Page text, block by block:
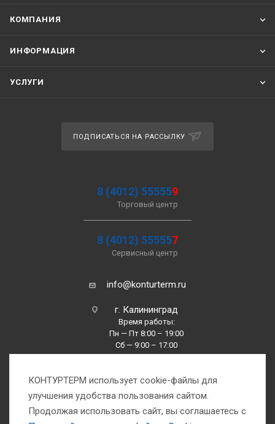
КОМПАНИЯ
ИНФОРМАЦИЯ
УСЛУГИ
ПОДПИСАТЬСЯ НА РАССЫЛКУ
8 (4012) 555559
Торговый центр
8 (4012) 555557
Сервисный центр
info@konturterm.ru
г. Калининград
Время работы:
Пн — Пт 8:00 – 19:00
Сб — 9:00 – 17:00
Вс —10:00 – 16:00
КОНТУРТЕРМ использует cookie-файлы для
улучшения удобства пользования сайтом.
Продолжая использовать сайт, вы соглашаетесь с